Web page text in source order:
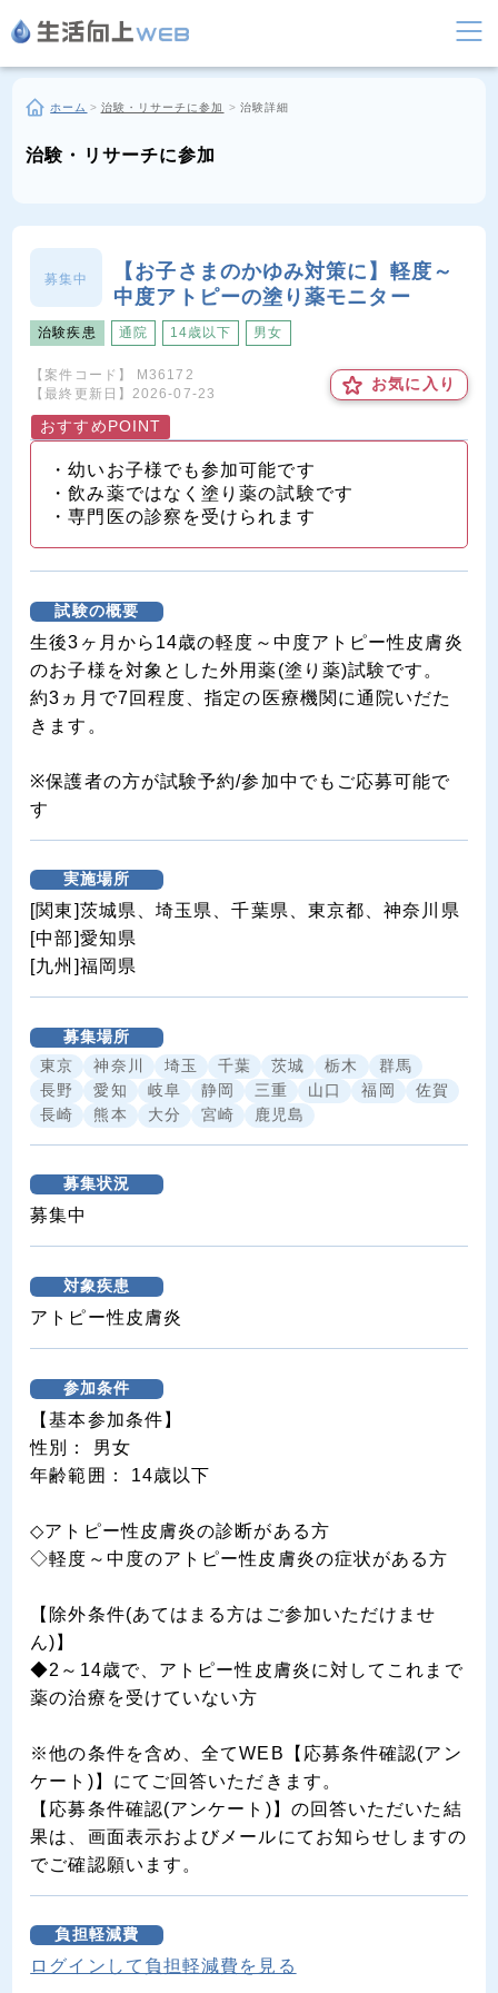
ホーム > 治験・リサーチに参加 > 治験詳細
治験・リサーチに参加
募集中
【お子さまのかゆみ対策に】軽度～
中度アトピーの塗り薬モニター
治験疾患 通院 14歳以下 男女
【案件コード】
M36172
【最終更新日】 2026-07-23
お気に入り
おすすめPOINT
・幼いお子様でも参加可能です
・飲み薬ではなく塗り薬の試験です
・専門医の診察を受けられます
試験の概要
生後3ヶ月から14歳の軽度～中度アトピー性皮膚炎
のお子様を対象とした外用薬(塗り薬)試験です。
約3ヵ月で7回程度、指定の医療機関に通院いだた
きます。
※保護者の方が試験予約/参加中でもご応募可能で
す
実施場所
[関東]茨城県、埼玉県、千葉県、東京都、神奈川県
[中部]愛知県
[九州]福岡県
募集場所
東京
神奈川 埼玉 千葉 茨城 栃木
群馬
長野
愛知 岐阜 静岡 三重 山口 福岡
佐賀
長崎
熊本 大分 宮崎 鹿児島
募集状況
募集中
対象疾患
アトピー性皮膚炎
参加条件
【基本参加条件】
性別： 男女
年齢範囲： 14歳以下
◇アトピー性皮膚炎の診断がある方
◇軽度～中度のアトピー性皮膚炎の症状がある方
【除外条件(あてはまる方はご参加いただけませ
ん)】
◆2～14歳で、アトピー性皮膚炎に対してこれまで
薬の治療を受けていない方
※他の条件を含め、全てWEB【応募条件確認(アン
ケート)】にてご回答いただきます。
【応募条件確認(アンケート)】の回答いただいた結
果は、画面表示およびメールにてお知らせしますの
でご確認願います。
負担軽減費
ログインして負担軽減費を見る